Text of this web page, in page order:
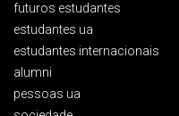
futuros estudantes
estudantes ua
estudantes internacionais
alumni
pessoas ua